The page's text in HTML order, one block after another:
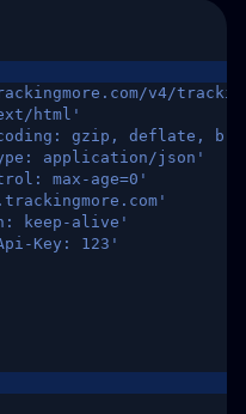
v4/trackings/
html'
gzip, deflate,
application/json'
max-age=0'
keep-alive'
Key: 123'